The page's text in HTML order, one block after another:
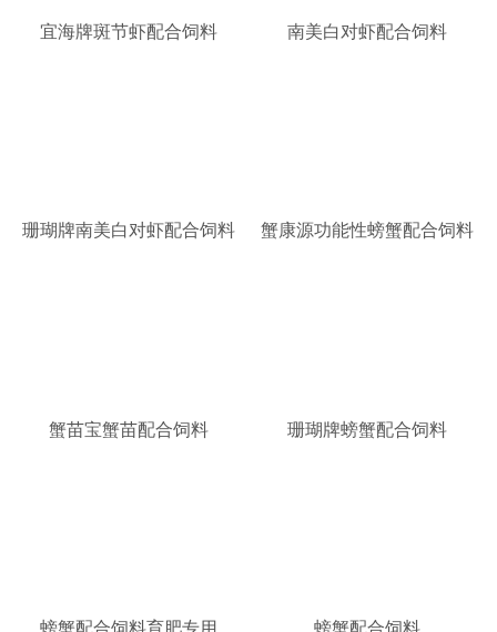
宜海牌斑节虾配合饲料 南美白对虾配合饲料
珊瑚牌南美白对虾配合饲料 蟹康源功能性螃蟹配合饲料
蟹苗宝蟹苗配合饲料 珊瑚牌螃蟹配合饲料